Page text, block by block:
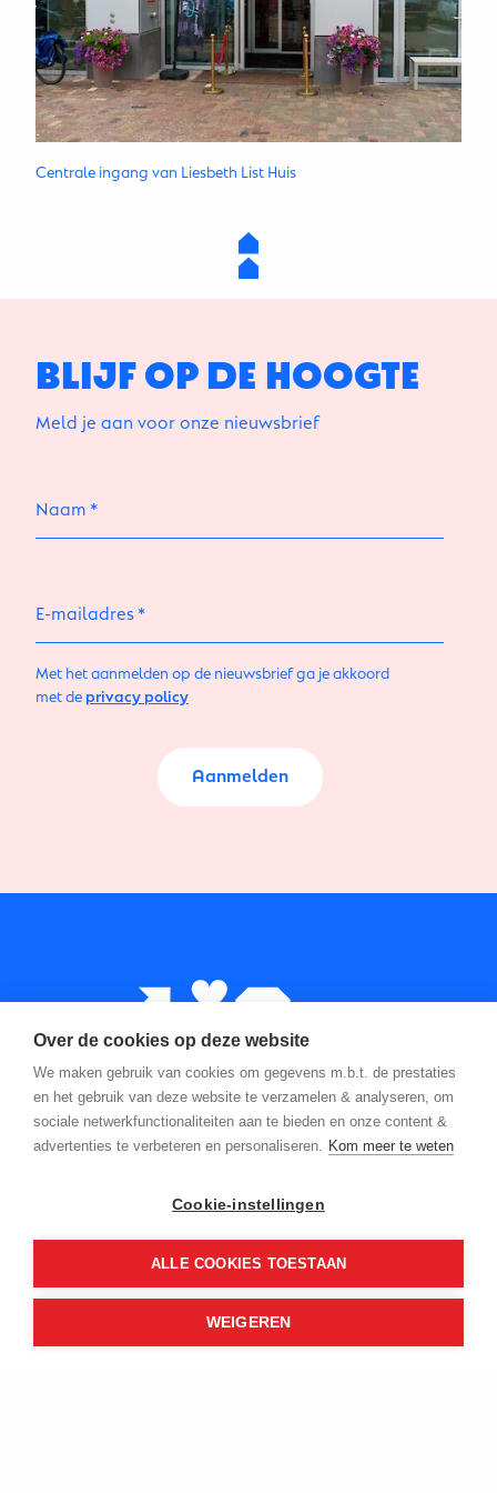
Centrale ingang van Liesbeth List Huis
BLIJF OP DE HOOGTE
Meld je aan voor onze nieuwsbrief
Naam
E-mailadres
Met het aanmelden op de nieuwsbrief ga je akkoord
met de privacy policy
Aanmelden
Contact
020 - 511 8000
info@oostenburg.nl
Over de cookies op deze website
We maken gebruik van cookies om gegevens m.b.t. de prestaties
en het gebruik van deze website te verzamelen & analyseren, om
sociale netwerkfunctionaliteiten aan te bieden en onze content &
advertenties te verbeteren en personaliseren. Kom meer te weten
Cookie-instellingen
ALLE COOKIES TOESTAAN
WEIGEREN